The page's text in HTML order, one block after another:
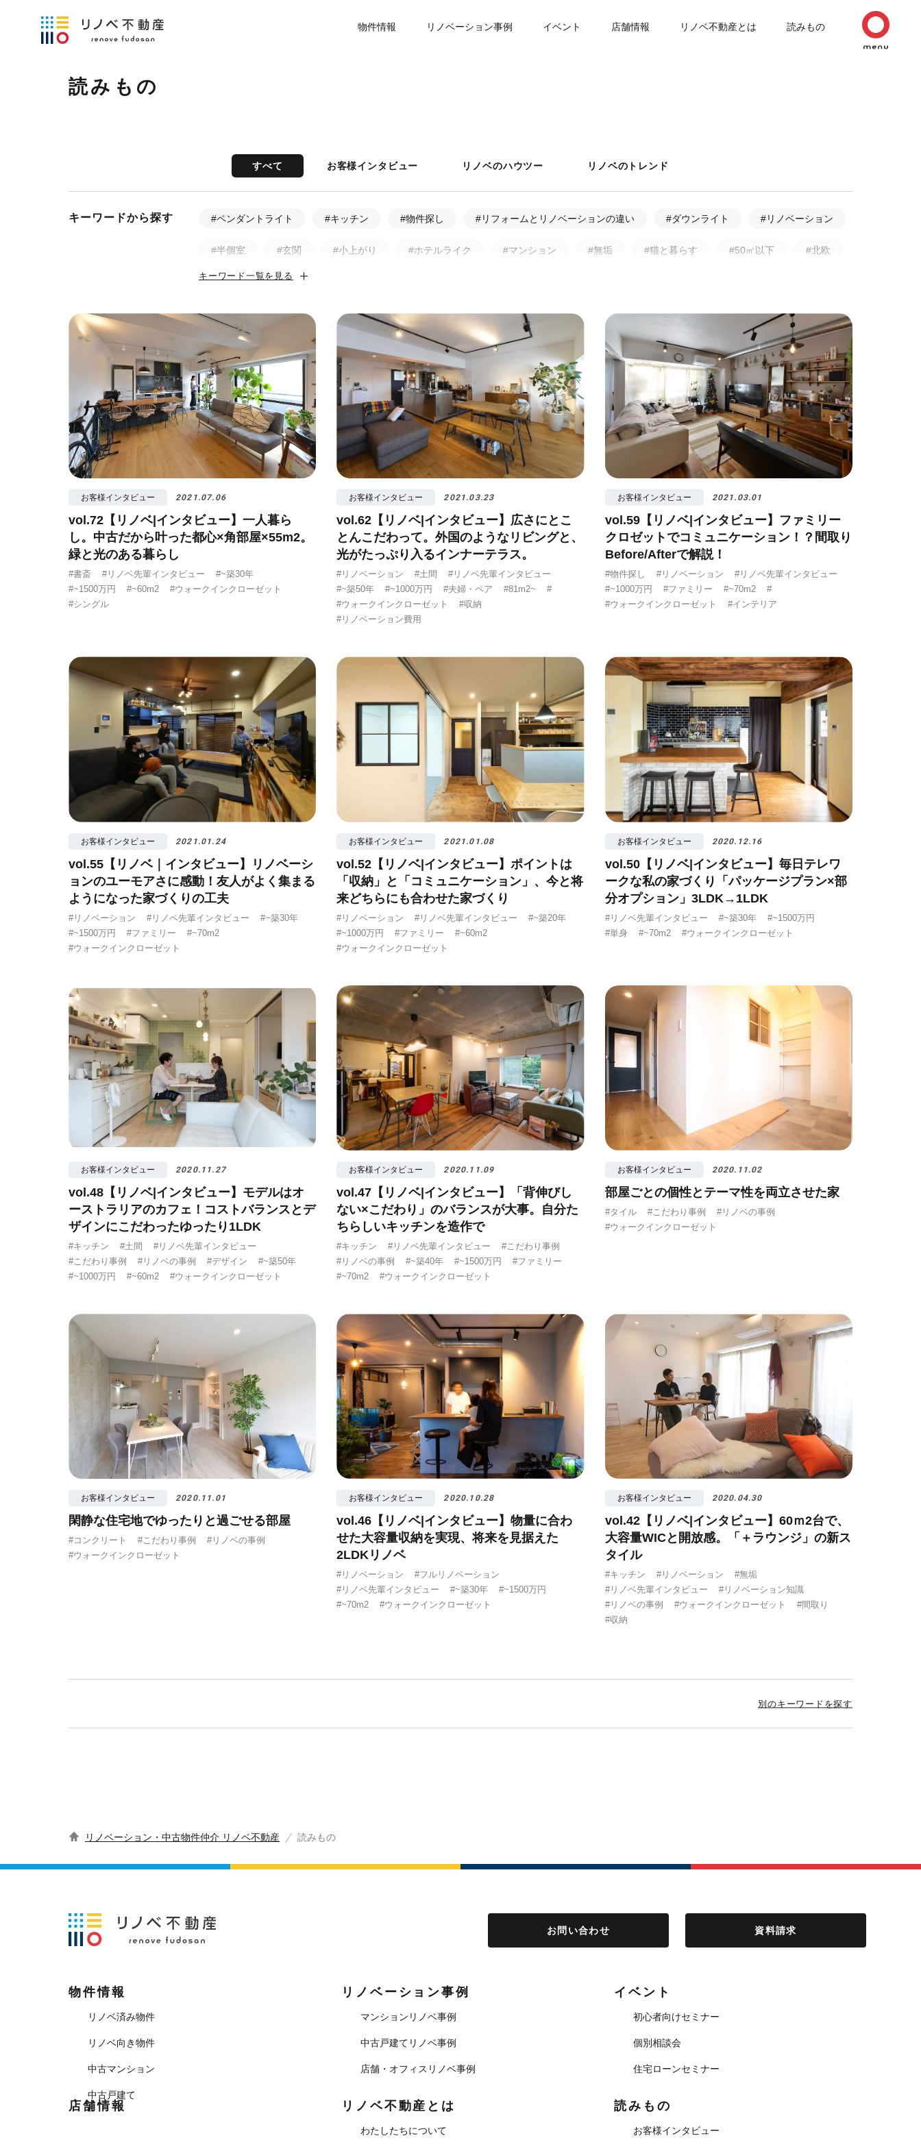
物件情報 リノベーション事例 イベント 店舗情報 リノベ不動産とは 読みもの
読みもの
すべて お客様インタビュー リノベのハウツー リノベのトレンド
キーワードから探す #ペンダントライト #キッチン #物件探し #リフォームとリノベーションの違い #ダウンライト #リノベーション
#半個室 #玄関 #小上がり #ホテルライク #マンション #無垢 #猫と暮らす #50㎡以下 #北欧
#土間 #ビフォア・アフター
#視覚効果 #予算 #照明 #タイル #書斎 #洗面所 #リノベ先輩インタビュー #広みせ！
キーワード一覧を見る
お客様インタビュー 2021.07.06
vol.72【リノベ|インタビュー】一人暮ら
し。中古だから叶った都心×角部屋×55m2。
緑と光のある暮らし
#書斎 #リノベ先輩インタビュー
#~築30年
#~1500万円
#~60m2
#ウォークインクローゼット
#シングル
お客様インタビュー 2021.03.23
vol.62【リノベ|インタビュー】広さにとこ
とんこだわって。外国のようなリビングと、
光がたっぷり入るインナーテラス。
#リノベーション #土間
#リノベ先輩インタビュー
#~築50年
#~1000万円 #夫婦・ペア #81m2~
#
#ウォークインクローゼット
#収納
#リノベーション費用
お客様インタビュー 2021.03.01
vol.59【リノベ|インタビュー】ファミリー
クロゼットでコミュニケーション！？間取り
Before/Afterで解説！
#物件探し #リノベーション
#リノベ先輩インタビュー
#~1000万円
#ファミリー #~70m2
#
#ウォークインクローゼット
#インテリア
お客様インタビュー 2021.01.24
vol.55【リノベ｜インタビュー】リノベーシ
ョンのユーモアさに感動！友人がよく集まる
ようになった家づくりの工夫
#リノベーション #リノベ先輩インタビュー
#~築30年
#~1500万円
#ファミリー
#~70m2
#ウォークインクローゼット
お客様インタビュー 2021.01.08
vol.52【リノベ|インタビュー】ポイントは
「収納」と「コミュニケーション」、今と将
来どちらにも合わせた家づくり
#リノベーション #リノベ先輩インタビュー
#~築20年
#~1000万円
#ファミリー
#~60m2
#ウォークインクローゼット
お客様インタビュー 2020.12.16
vol.50【リノベ|インタビュー】毎日テレワ
ークな私の家づくり「パッケージプラン×部
分オプション」3LDK→1LDK
#リノベ先輩インタビュー #~築30年
#~1500万円
#単身
#~70m2 #ウォークインクローゼット
お客様インタビュー 2020.11.27
vol.48【リノベ|インタビュー】モデルはオ
ーストラリアのカフェ！コストバランスとデ
ザインにこだわったゆったり1LDK
#キッチン #土間
#リノベ先輩インタビュー
#こだわり事例
#リノベの事例 #デザイン
#~築50年
#~1000万円
#~60m2 #ウォークインクローゼット
お客様インタビュー 2020.11.09
vol.47【リノベ|インタビュー】「背伸びし
ない×こだわり」のバランスが大事。自分た
ちらしいキッチンを造作で
#キッチン #リノベ先輩インタビュー
#こだわり事例
#リノベの事例
#~築40年 #~1500万円
#ファミリー
#~70m2
#ウォークインクローゼット
お客様インタビュー 2020.11.02
部屋ごとの個性とテーマ性を両立させた家
#タイル #こだわり事例
#リノベの事例
#ウォークインクローゼット
お客様インタビュー 2020.11.01
閑静な住宅地でゆったりと過ごせる部屋
#コンクリート #こだわり事例
#リノベの事例
#ウォークインクローゼット
お客様インタビュー 2020.10.28
vol.46【リノベ|インタビュー】物量に合わ
せた大容量収納を実現、将来を見据えた
2LDKリノベ
#リノベーション
#フルリノベーション
#リノベ先輩インタビュー
#~築30年
#~1500万円
#~70m2
#ウォークインクローゼット
お客様インタビュー 2020.04.30
vol.42【リノベ|インタビュー】60ｍ2台で、
大容量WICと開放感。「＋ラウンジ」の新ス
タイル
#キッチン #リノベーション
#無垢
#リノベ先輩インタビュー
#リノベーション知識
#リノベの事例
#ウォークインクローゼット
#間取り
#収納
別のキーワードを探す
リノベーション・中古物件仲介 リノベ不動産 読みもの
お問い合わせ 資料請求
物件情報
リノベ済み物件
リノベ向き物件
中古マンション
中古戸建て
リノベーション事例
マンションリノベ事例
中古戸建てリノベ事例
店舗・オフィスリノベ事例
イベント
初心者向けセミナー
個別相談会
住宅ローンセミナー
店舗情報 リノベ不動産とは
わたしたちについて
読みもの
お客様インタビュー